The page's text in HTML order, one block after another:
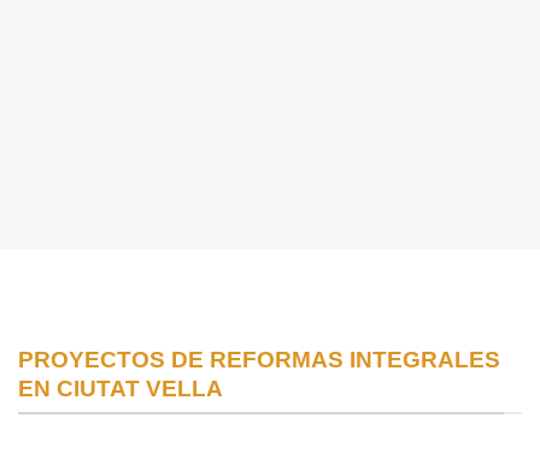
PROYECTOS DE REFORMAS INTEGRALES
EN CIUTAT VELLA